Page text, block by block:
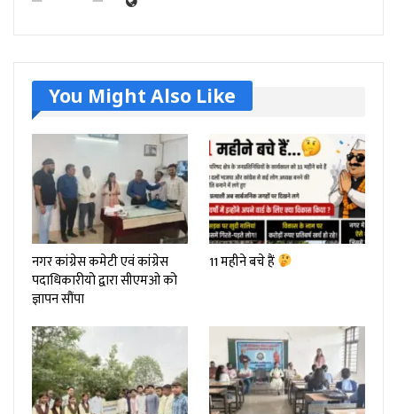
You Might Also Like
नगर कांग्रेस कमेटी एवं कांग्रेस
पदाधिकारीयो द्वारा सीएमओ को
ज्ञापन सौंपा
11 महीने बचे हैं